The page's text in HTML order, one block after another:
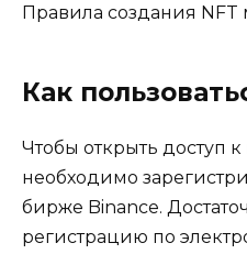
Правила создания
Как
Чтобы открыть доступ
необходимо
бирже Binance.
регистрацию по